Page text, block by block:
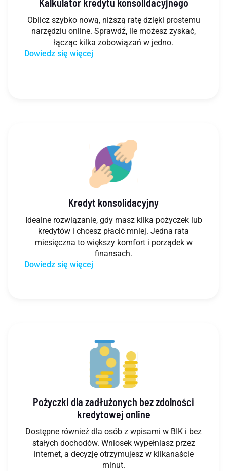
Kalkulator kredytu konsolidacyjnego
Oblicz szybko nową, niższą ratę dzięki prostemu
narzędziu online. Sprawdź, ile możesz zyskać,
łącząc kilka zobowiązań w jedno.
Dowiedz się więcej
Kredyt konsolidacyjny
Idealne rozwiązanie, gdy masz kilka pożyczek lub
kredytów i chcesz płacić mniej. Jedna rata
miesięczna to większy komfort i porządek w
finansach.
Dowiedz się więcej
Pożyczki dla zadłużonych bez zdolności
kredytowej online
Dostępne również dla osób z wpisami w BIK i bez
stałych dochodów. Wniosek wypełniasz przez
internet, a decyzję otrzymujesz w kilkanaście
minut.